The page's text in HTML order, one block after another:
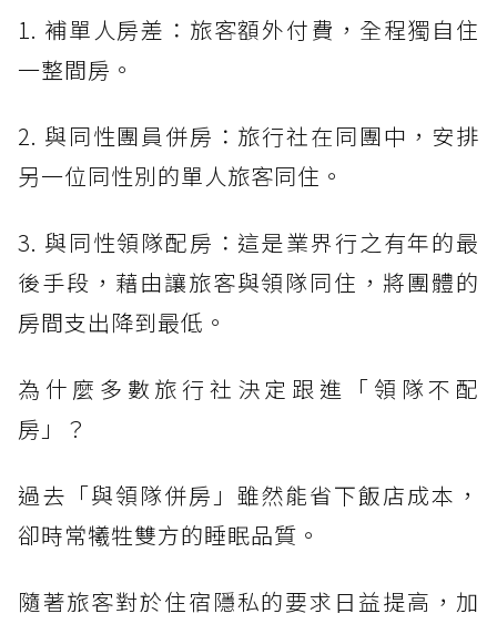
1. 補單人房差：旅客額外付費，全程獨自住
一整間房。
2. 與同性團員併房：旅行社在同團中，安排
另一位同性別的單人旅客同住。
3. 與同性領隊配房：這是業界行之有年的最
後手段，藉由讓旅客與領隊同住，將團體的
房間支出降到最低。
為什麼多數旅行社決定跟進「領隊不配
房」？
過去「與領隊併房」雖然能省下飯店成本，
卻時常犧牲雙方的睡眠品質。
隨著旅客對於住宿隱私的要求日益提高，加